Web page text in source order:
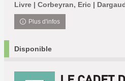
Livre | Corbeyran, Eric |
Plus d'infos
Disponible